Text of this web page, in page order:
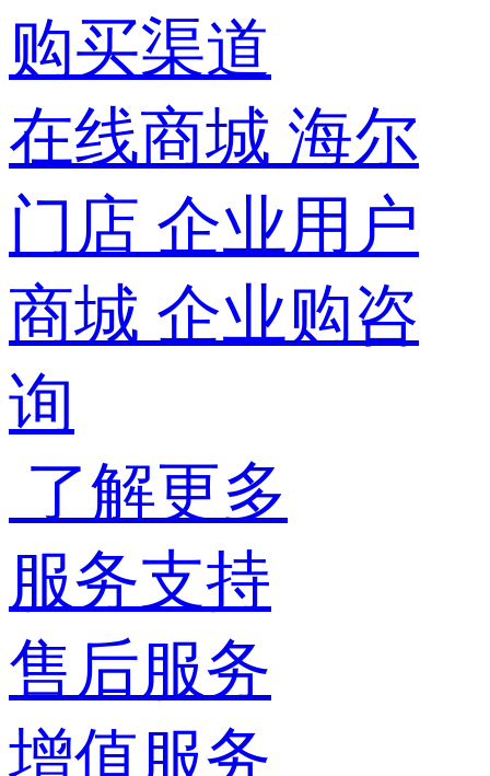
购买渠道
在线商城 海尔
门店 企业用户
商城 企业购咨
询
了解更多
服务支持
售后服务
增值服务